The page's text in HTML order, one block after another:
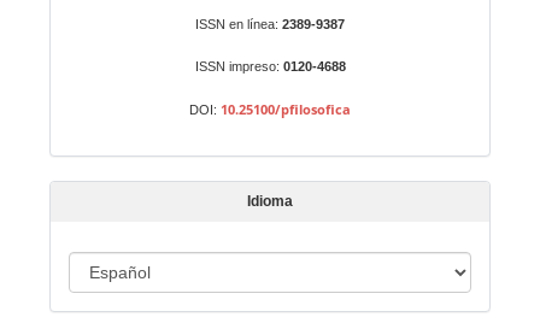
t
í
o
ISSN en línea: 2389-9387
ISSN impreso: 0120-4688
DOI: 10.25100/pfilosofica
Idioma
d